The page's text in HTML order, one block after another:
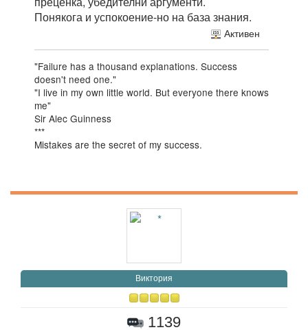
Понякога и успокоение-но на база знания.
Активен
"Failure has a thousand explanations. Success
doesn't need one."
"I live in my own little world. But everyone there knows
me"
Sir Alec Guinness
***
Mistakes are the secret of my success.
Виктория
1139